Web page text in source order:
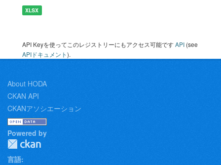
XLSX
API Keyを使ってこのレジストリーにもアクセス可能ですAPI (see
APIドキュメント).
About HODA
CKAN API
CKANアソシエーション
Powered by
言語